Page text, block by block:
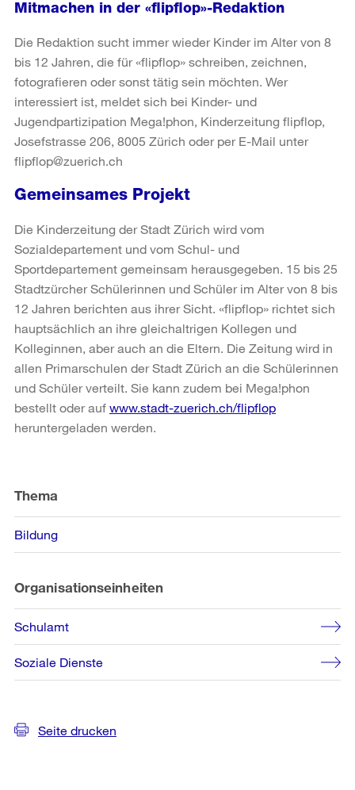
Mitmachen in der «flipflop»-Redaktion
Die Redaktion sucht immer wieder Kinder im Alter von 8
bis 12 Jahren, die für «flipflop» schreiben, zeichnen,
fotografieren oder sonst tätig sein möchten. Wer
interessiert ist, meldet sich bei Kinder- und
Jugendpartizipation Mega!phon, Kinderzeitung flipflop,
Josefstrasse 206, 8005 Zürich oder per E-Mail unter
flipflop@zuerich.ch
Gemeinsames Projekt
Die Kinderzeitung der Stadt Zürich wird vom
Sozialdepartement und vom Schul- und
Sportdepartement gemeinsam herausgegeben. 15 bis 25
Stadtzürcher Schülerinnen und Schüler im Alter von 8 bis
12 Jahren berichten aus ihrer Sicht. «flipflop» richtet sich
hauptsächlich an ihre gleichaltrigen Kollegen und
Kolleginnen, aber auch an die Eltern. Die Zeitung wird in
allen Primarschulen der Stadt Zürich an die Schülerinnen
und Schüler verteilt. Sie kann zudem bei Mega!phon
bestellt oder auf www.stadt-zuerich.ch/flipflop
heruntergeladen werden.
Informationen
Thema
Bildung
Organisationseinheiten
Schulamt
Soziale Dienste
Seite drucken